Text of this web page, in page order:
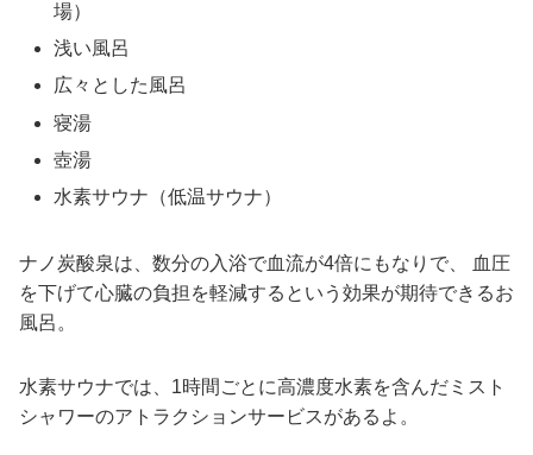
場）
浅い風呂
広々とした風呂
寝湯
壺湯
水素サウナ（低温サウナ）
ナノ炭酸泉は、数分の入浴で血流が4倍にもなりで、 血圧
を下げて心臓の負担を軽減するという効果が期待できるお
風呂。
水素サウナでは、1時間ごとに高濃度水素を含んだミスト
シャワーのアトラクションサービスがあるよ。